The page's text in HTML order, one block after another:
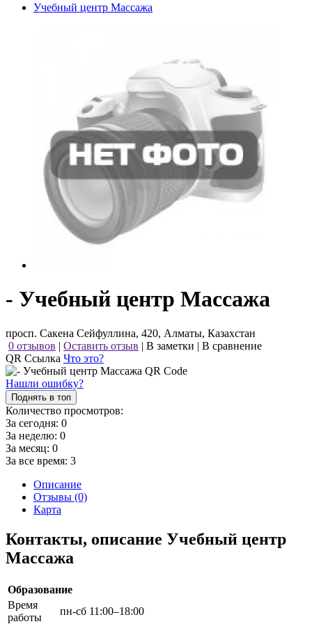
Учебный центр Массажа
- Учебный центр Массажа
просп. Сакена Сейфуллина, 420, Алматы, Казахстан
0 отзывов | Оставить отзыв | В заметки | В сравнение
QR Ссылка Что это?
Нашли ошибку?
Поднять в топ
Количество просмотров:
За сегодня: 0
За неделю: 0
За месяц: 0
За все время: 3
Описание
Отзывы (0)
Карта
Контакты, описание Учебный центр
Массажа
Образование
Время
работы
пн-сб 11:00–18:00